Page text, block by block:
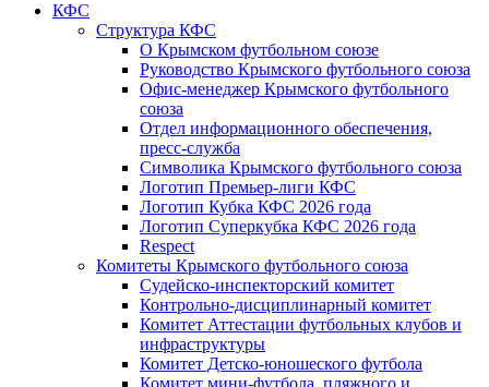
КФС
Структура КФС
О Крымском футбольном союзе
Руководство Крымского футбольного союза
Офис-менеджер Крымского футбольного
союза
Отдел информационного обеспечения,
пресс-служба
Символика Крымского футбольного союза
Логотип Премьер-лиги КФС
Логотип Кубка КФС 2026 года
Логотип Суперкубка КФС 2026 года
Respect
Комитеты Крымского футбольного союза
Судейско-инспекторский комитет
Контрольно-дисциплинарный комитет
Комитет Аттестации футбольных клубов и
инфраструктуры
Комитет Детско-юношеского футбола
Комитет мини-футбола, пляжного и